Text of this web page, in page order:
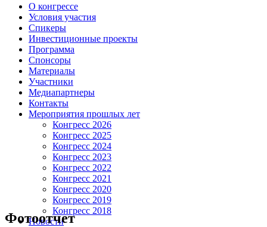
О конгрессе
Условия участия
Спикеры
Инвестиционные проекты
Программа
Спонсоры
Материалы
Участники
Медиапартнеры
Контакты
Мероприятия прошлых лет
Конгресс 2026
Конгресс 2025
Конгресс 2024
Конгресс 2023
Конгресс 2022
Конгресс 2021
Конгресс 2020
Конгресс 2019
Конгресс 2018
Новости
Фотоотчет